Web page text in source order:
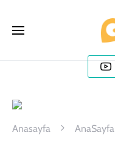
Anasayfa AnaSayfa